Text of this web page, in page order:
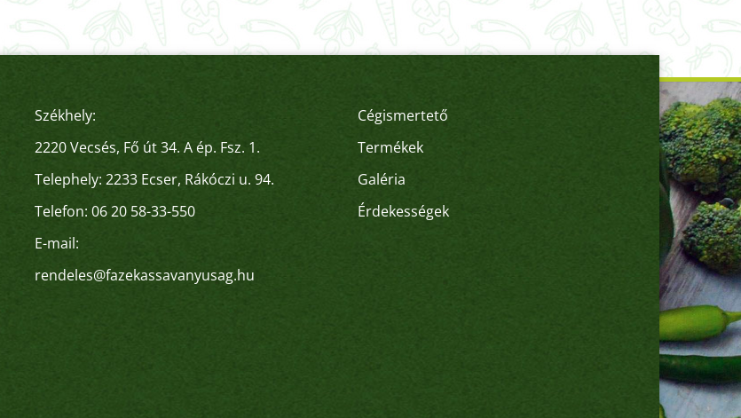
Székhely:
2220 Vecsés, Fő út 34. A ép. Fsz. 1.
Telephely: 2233 Ecser, Rákóczi u. 94.
Telefon: 06 20 58-33-550
E-mail:
rendeles@fazekassavanyusag.hu
Cégismertető
Termékek
Galéria
Érdekességek